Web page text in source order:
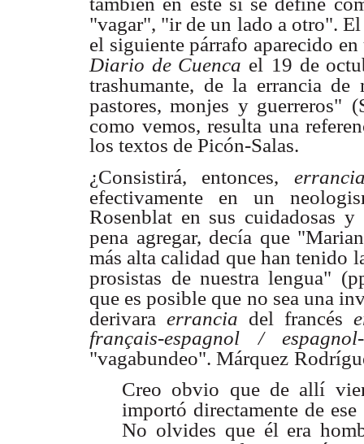
"vagar", "ir de un lado a otro". El
el siguiente párrafo aparecido
Diario de Cuenca el 19 de
trashumante, de la errancia de
pastores, monjes y guerreros"
como vemos, resulta una
los textos de Picón-Salas.
¿Consistirá, entonces,
efectivamente en un
Rosenblat en sus cuidadosas
pena agregar, decía que
más alta calidad que han tenido
prosistas de nuestra lengua"
que es posible que no sea una
derivara errancia del francés
français-espagnol /
"vagabundeo". Márquez
Creo obvio que de allí
importó directamente de ese
No olvides que él era